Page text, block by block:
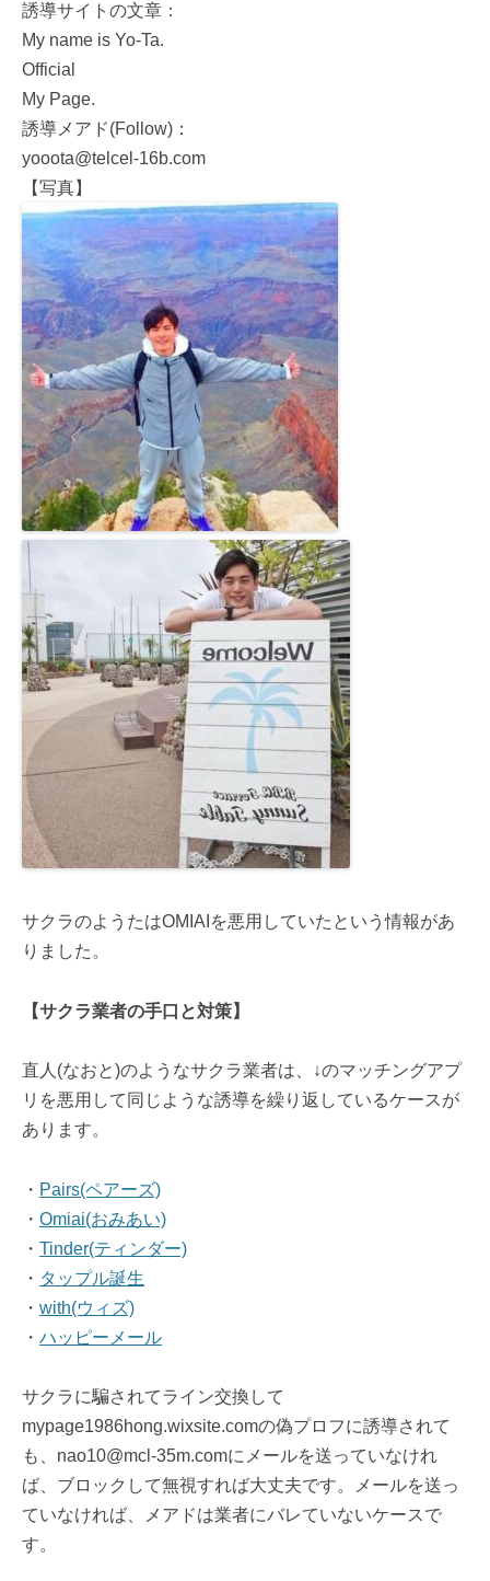
誘導サイトの文章：
My name is Yo-Ta.
Official
My Page.
誘導メアド(Follow)：
yooota@telcel-16b.com
【写真】
サクラのようたはOMIAIを悪用していたという情報があ
りました。
【サクラ業者の手口と対策】
直人(なおと)のようなサクラ業者は、↓のマッチングアプ
リを悪用して同じような誘導を繰り返しているケースが
あります。
・ Pairs(ペアーズ)
・ Omiai(おみあい)
・ Tinder(ティンダー)
・ タップル誕生
・ with(ウィズ)
・ ハッピーメール
サクラに騙されてライン交換して
mypage1986hong.wixsite.comの偽プロフに誘導されて
も、nao10@mcl-35m.comにメールを送っていなけれ
ば、ブロックして無視すれば大丈夫です。メールを送っ
ていなければ、メアドは業者にバレていないケースで
す。